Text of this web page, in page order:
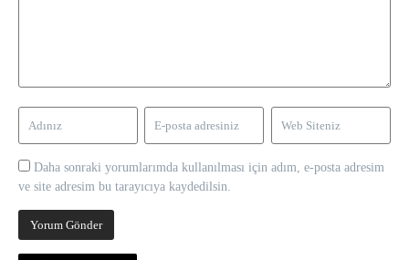
Daha sonraki yorumlarımda kullanılması için adım, e-posta adresim
ve site adresim bu tarayıcıya kaydedilsin.